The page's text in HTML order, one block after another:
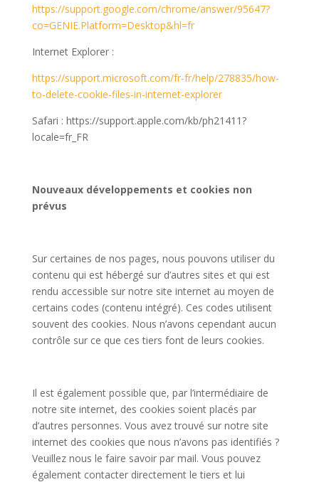
https://support.google.com/chrome/answer/95647?
co=GENIE.Platform=Desktop&hl=fr
Internet Explorer :
https://support.microsoft.com/fr-fr/help/278835/how-
to-delete-cookie-files-in-internet-explorer
Safari : https://support.apple.com/kb/ph21411?
locale=fr_FR
Nouveaux développements et cookies non
prévus
Sur certaines de nos pages, nous pouvons utiliser du
contenu qui est hébergé sur d’autres sites et qui est
rendu accessible sur notre site internet au moyen de
certains codes (contenu intégré). Ces codes utilisent
souvent des cookies. Nous n’avons cependant aucun
contrôle sur ce que ces tiers font de leurs cookies.
Il est également possible que, par l’intermédiaire de
notre site internet, des cookies soient placés par
d’autres personnes. Vous avez trouvé sur notre site
internet des cookies que nous n’avons pas identifiés ?
Veuillez nous le faire savoir par mail. Vous pouvez
également contacter directement le tiers et lui